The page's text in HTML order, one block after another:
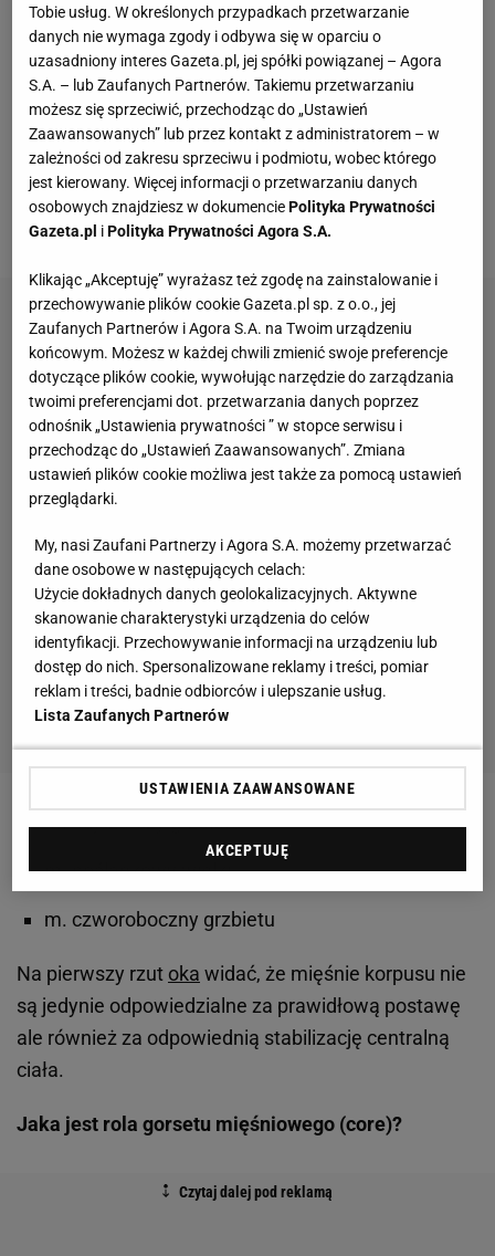
m. wielodzielny
m. prosty brzucha
m. prostownik grzbietu
Na prawidłowe funkcjonowanie gorsetu
mięśniowego mają również mięśnie pomocnicze
takie jak:
m. najszerszy grzbietu
m. pośladkowy wielki
m. czworoboczny grzbietu
Na pierwszy rzut oka widać, że mięśnie korpusu nie
są jedynie odpowiedzialne za prawidłową postawę
ale również za odpowiednią stabilizację centralną
ciała.
Jaka jest rola gorsetu mięśniowego (core)?
Tobie usług. W określonych przypadkach przetwarzanie
danych nie wymaga zgody i odbywa się w oparciu o
uzasadniony interes Gazeta.pl, jej spółki powiązanej – Agora
S.A. – lub Zaufanych Partnerów. Takiemu przetwarzaniu
możesz się sprzeciwić, przechodząc do „Ustawień
Zaawansowanych” lub przez kontakt z administratorem – w
zależności od zakresu sprzeciwu i podmiotu, wobec którego
jest kierowany. Więcej informacji o przetwarzaniu danych
osobowych znajdziesz w dokumenciePolityka Prywatności
Gazeta.pl iPolityka Prywatności Agora S.A.
Klikając „Akceptuję” wyrażasz też zgodę na zainstalowanie i
przechowywanie plików cookie Gazeta.pl sp. z o.o., jej
Zaufanych Partnerów i Agora S.A. na Twoim urządzeniu
końcowym. Możesz w każdej chwili zmienić swoje preferencje
dotyczące plików cookie, wywołując narzędzie do zarządzania
twoimi preferencjami dot. przetwarzania danych poprzez
odnośnik „Ustawienia prywatności ” w stopce serwisu i
przechodząc do „Ustawień Zaawansowanych”. Zmiana
ustawień plików cookie możliwa jest także za pomocą ustawień
przeglądarki.
My, nasi Zaufani Partnerzy i Agora S.A. możemy przetwarzać
dane osobowe w następujących celach:
Użycie dokładnych danych geolokalizacyjnych. Aktywne
skanowanie charakterystyki urządzenia do celów
identyfikacji. Przechowywanie informacji na urządzeniu lub
dostęp do nich. Spersonalizowane reklamy i treści, pomiar
reklam i treści, badnie odbiorców i ulepszanie usług.
Lista Zaufanych Partnerów
USTAWIENIA ZAAWANSOWANE
AKCEPTUJĘ